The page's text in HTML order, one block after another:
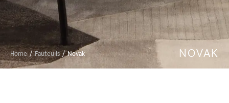
You are here:
Home Fauteuils Novak NOVAK